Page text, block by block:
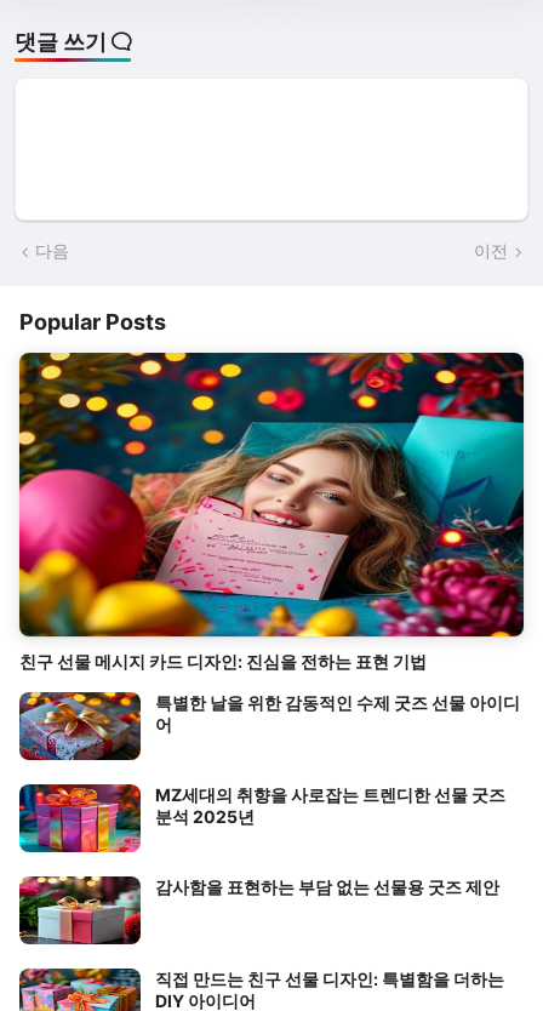
댓글 쓰기
다음 이전
Popular Posts
친구 선물 메시지 카드 디자인: 진심을 전하는 표현 기법
특별한 날을 위한 감동적인 수제 굿즈 선물 아이디
어
MZ세대의 취향을 사로잡는 트렌디한 선물 굿즈
분석 2025년
감사함을 표현하는 부담 없는 선물용 굿즈 제안
직접 만드는 친구 선물 디자인: 특별함을 더하는
DIY 아이디어